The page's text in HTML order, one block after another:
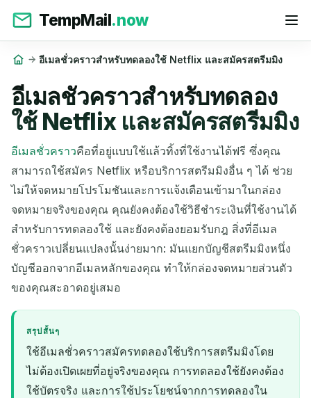
TempMail.now
อีเมลชั่วคราวสำหรับทดลองใช้ Netflix และสมัครสตรีมมิง
อีเมลชั่วคราวสำหรับทดลอง
ใช้ Netflix และสมัครสตรีมมิง
อีเมลชั่วคราวคือที่อยู่แบบใช้แล้วทิ้งที่ใช้งานได้ฟรี ซึ่งคุณ
สามารถใช้สมัคร Netflix หรือบริการสตรีมมิงอื่น ๆ ได้ ช่วย
ไม่ให้จดหมายโปรโมชันและการแจ้งเตือนเข้ามาในกล่อง
จดหมายจริงของคุณ คุณยังคงต้องใช้วิธีชำระเงินที่ใช้งานได้
สำหรับการทดลองใช้ และยังคงต้องยอมรับกฎ สิ่งที่อีเมล
ชั่วคราวเปลี่ยนแปลงนั้นง่ายมาก: มันแยกบัญชีสตรีมมิงหนึ่ง
บัญชีออกจากอีเมลหลักของคุณ ทำให้กล่องจดหมายส่วนตัว
ของคุณสะอาดอยู่เสมอ
สรุปสั้นๆ
ใช้อีเมลชั่วคราวสมัครทดลองใช้บริการสตรีมมิงโดย
ไม่ต้องเปิดเผยที่อยู่จริงของคุณ การทดลองใช้ยังคงต้อง
ใช้บัตรจริง และการใช้ประโยชน์จากการทดลองใน